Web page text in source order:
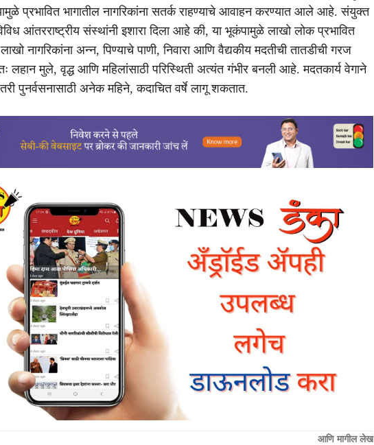
प्रभावित भागातील नागरिकांना सतर्क राहण्याचे आवाहन करण्यात आले आहे. संयुक्त
आंतरराष्ट्रीय संस्थांनी इशारा दिला आहे की, या भूकंपामुळे लाखो लोक प्रभावित
नागरिकांना अन्न, पिण्याचे पाणी, निवारा आणि वैद्यकीय मदतीची तातडीची गरज
लहान मुले, वृद्ध आणि महिलांसाठी परिस्थिती अत्यंत गंभीर बनली आहे. मदतकार्य वेगाने
पुनर्वसनासाठी अनेक महिने, कदाचित वर्षे लागू शकतात.
आणि मागील लेख